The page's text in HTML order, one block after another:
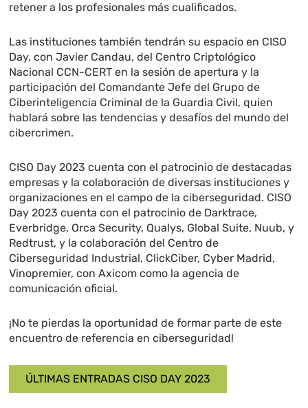
retener a los profesionales más cualificados.
Las instituciones también tendrán su espacio en CISO
Day, con Javier Candau, del Centro Criptológico
Nacional CCN-CERT en la sesión de apertura y la
participación del Comandante Jefe del Grupo de
Ciberinteligencia Criminal de la Guardia Civil, quien
hablará sobre las tendencias y desafíos del mundo del
cibercrimen.
CISO Day 2023 cuenta con el patrocinio de destacadas
empresas y la colaboración de diversas instituciones y
organizaciones en el campo de la ciberseguridad. CISO
Day 2023 cuenta con el patrocinio de Darktrace,
Everbridge, Orca Security, Qualys, Global Suite, Nuub, y
Redtrust, y la colaboración del Centro de
Ciberseguridad Industrial, ClickCiber, Cyber Madrid,
Vinopremier, con Axicom como la agencia de
comunicación oficial.
¡No te pierdas la oportunidad de formar parte de este
encuentro de referencia en ciberseguridad!
ÚLTIMAS ENTRADAS CISO DAY 2023